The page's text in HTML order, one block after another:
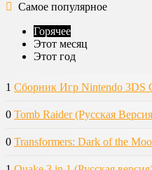
Самое популярное
Горячее
Этот месяц
Этот год
1 Сборник Игр Nintendo 3DS
0 Tomb Raider (Русская
0 Transformers: Dark of the